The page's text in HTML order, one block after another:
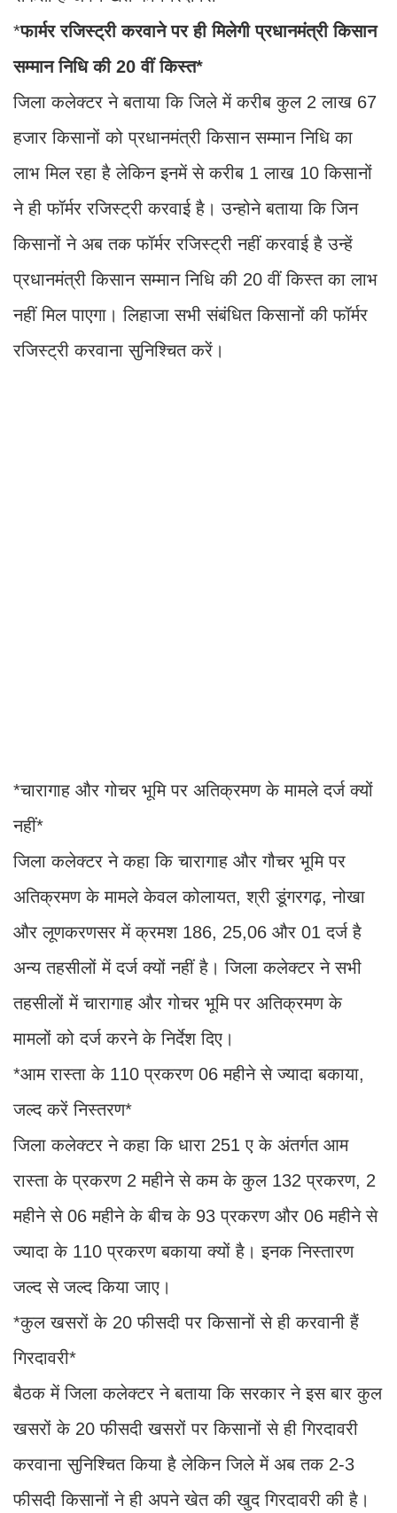
*फार्मर रजिस्ट्री करवाने पर ही मिलेगी प्रधानमंत्री किसान
सम्मान निधि की 20 वीं किस्त*
जिला कलेक्टर ने बताया कि जिले में करीब कुल 2 लाख 67
हजार किसानों को प्रधानमंत्री किसान सम्मान निधि का
लाभ मिल रहा है लेकिन इनमें से करीब 1 लाख 10 किसानों
ने ही फॉर्मर रजिस्ट्री करवाई है। उन्होने बताया कि जिन
किसानों ने अब तक फॉर्मर रजिस्ट्री नहीं करवाई है उन्हें
प्रधानमंत्री किसान सम्मान निधि की 20 वीं किस्त का लाभ
नहीं मिल पाएगा। लिहाजा सभी संबंधित किसानों की फॉर्मर
रजिस्ट्री करवाना सुनिश्चित करें।
*चारागाह और गोचर भूमि पर अतिक्रमण के मामले दर्ज क्यों
नहीं*
जिला कलेक्टर ने कहा कि चारागाह और गौचर भूमि पर
अतिक्रमण के मामले केवल कोलायत, श्री डूंगरगढ़, नोखा
और लूणकरणसर में क्रमश 186, 25,06 और 01 दर्ज है
अन्य तहसीलों में दर्ज क्यों नहीं है। जिला कलेक्टर ने सभी
तहसीलों में चारागाह और गोचर भूमि पर अतिक्रमण के
मामलों को दर्ज करने के निर्देश दिए।
*आम रास्ता के 110 प्रकरण 06 महीने से ज्यादा बकाया,
जल्द करें निस्तरण*
जिला कलेक्टर ने कहा कि धारा 251 ए के अंतर्गत आम
रास्ता के प्रकरण 2 महीने से कम के कुल 132 प्रकरण, 2
महीने से 06 महीने के बीच के 93 प्रकरण और 06 महीने से
ज्यादा के 110 प्रकरण बकाया क्यों है। इनक निस्तारण
जल्द से जल्द किया जाए।
*कुल खसरों के 20 फीसदी पर किसानों से ही करवानी हैं
गिरदावरी*
बैठक में जिला कलेक्टर ने बताया कि सरकार ने इस बार कुल
खसरों के 20 फीसदी खसरों पर किसानों से ही गिरदावरी
करवाना सुनिश्चित किया है लेकिन जिले में अब तक 2-3
फीसदी किसानों ने ही अपने खेत की खुद गिरदावरी की है।